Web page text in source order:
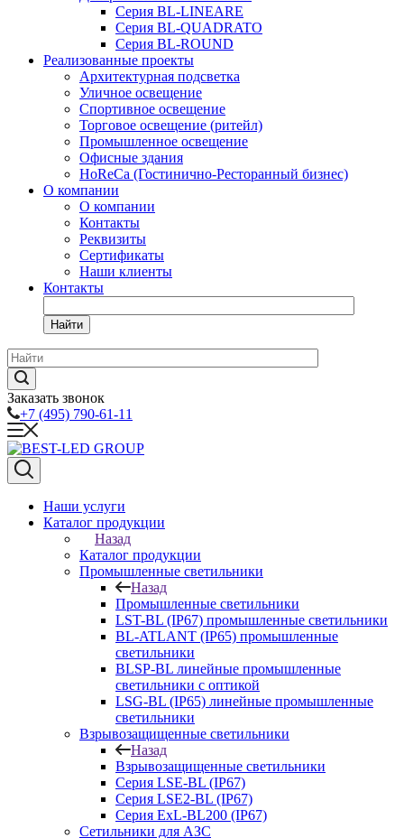
Серия BL-LINEARE
Серия BL-QUADRATO
Серия BL-ROUND
Реализованные проекты
Архитектурная подсветка
Уличное освещение
Спортивное освещение
Торговое освещение (ритейл)
Промышленное освещение
Офисные здания
HoReCa (Гостинично-Ресторанный бизнес)
О компании
О компании
Контакты
Реквизиты
Сертификаты
Наши клиенты
Контакты
Найти
Заказать звонок
+7 (495) 790-61-11
Наши услуги
Каталог продукции
Назад
Каталог продукции
Промышленные светильники
Назад
Промышленные светильники
LST-BL (IP67) промышленные светильники
BL-ATLANT (IP65) промышленные
светильники
BLSP-BL линейные промышленные
светильники с оптикой
LSG-BL (IP65) линейные промышленные
светильники
Взрывозащищенные светильники
Назад
Взрывозащищенные светильники
Серия LSE-BL (IP67)
Серия LSE2-BL (IP67)
Серия ExL-BL200 (IP67)
Сетильники для АЗС